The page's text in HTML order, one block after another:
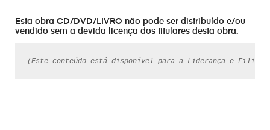
Esta obra CD/DVD/LIVRO não pode ser distribuído e/ou
vendido sem a devida licença dos titulares desta obra.
(Este conteúdo está disponível para a Liderança e